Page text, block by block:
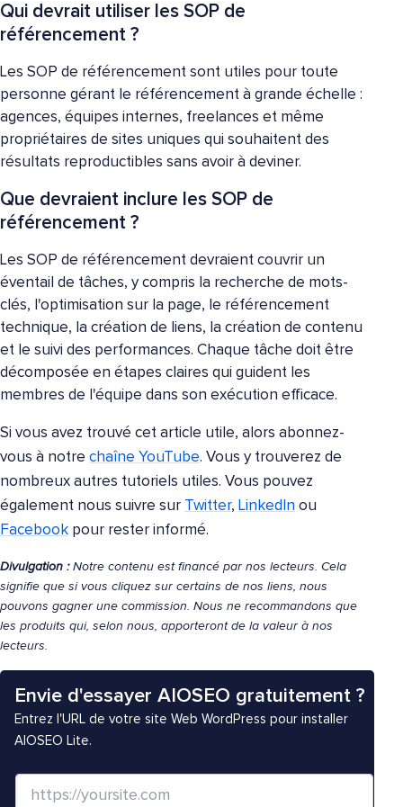
Qui devrait utiliser les SOP de
référencement ?
Les SOP de référencement sont utiles pour toute
personne gérant le référencement à grande échelle :
agences, équipes internes, freelances et même
propriétaires de sites uniques qui souhaitent des
résultats reproductibles sans avoir à deviner.
Que devraient inclure les SOP de
référencement ?
Les SOP de référencement devraient couvrir un
éventail de tâches, y compris la recherche de mots-
clés, l'optimisation sur la page, le référencement
technique, la création de liens, la création de contenu
et le suivi des performances. Chaque tâche doit être
décomposée en étapes claires qui guident les
membres de l'équipe dans son exécution efficace.
Si vous avez trouvé cet article utile, alors abonnez-
vous à notre chaîne YouTube. Vous y trouverez de
nombreux autres tutoriels utiles. Vous pouvez
également nous suivre sur Twitter, LinkedIn ou
Facebook pour rester informé.
Divulgation :Notre contenu est financé par nos lecteurs. Cela
signifie que si vous cliquez sur certains de nos liens, nous
pouvons gagner une commission. Nous ne recommandons que
les produits qui, selon nous, apporteront de la valeur à nos
lecteurs.
Envie d'essayer AIOSEO gratuitement ?
Entrez l'URL de votre site Web WordPress pour installer
AIOSEO Lite.